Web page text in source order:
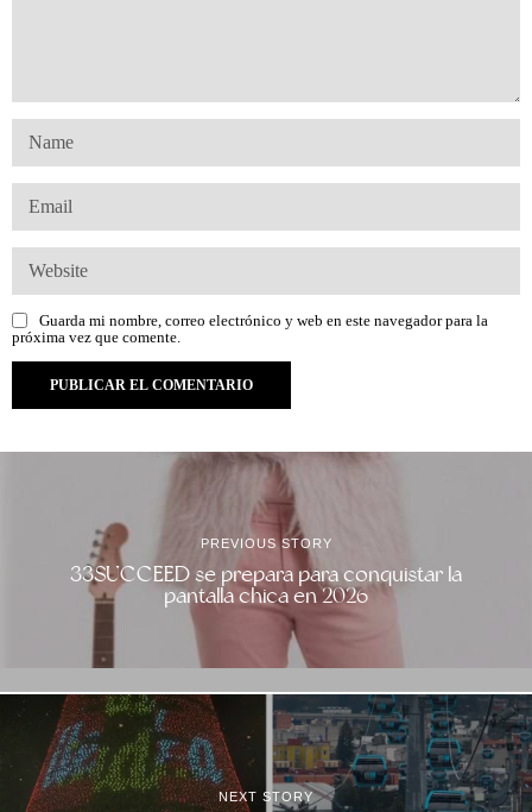
Guarda mi nombre, correo electrónico y web en este navegador para la
próxima vez que comente.
PREVIOUS STORY
33SUCCEED se prepara para conquistar la
pantalla chica en 2026
NEXT STORY